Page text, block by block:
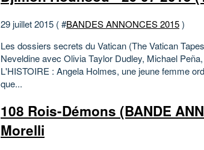
29 juillet 2015 ( #BANDES ANNONCES 2015)
Les dossiers secrets du Vatican (The Vatican
Neveldine avec Olivia Taylor Dudley, Michael
L'HISTOIRE : Angela Holmes, une jeune femme
que...
108 Rois-Démons (BANDE
Morelli